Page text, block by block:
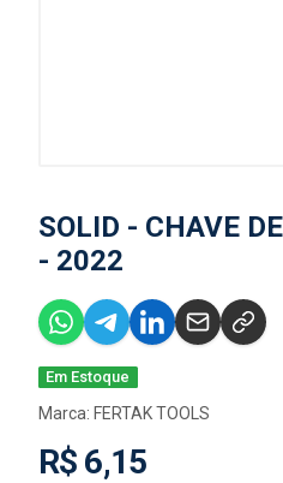
SOLID - CHAVE
- 2022
Em Estoque
Marca: FERTAK TOOLS
R$ 6,15